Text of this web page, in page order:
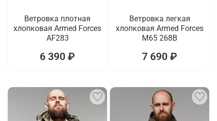
Ветровка плотная
хлопковая Armed Forces
AF283
6 390 ₽
Ветровка легкая
хлопковая Armed Forces
M65 268B
7 690 ₽